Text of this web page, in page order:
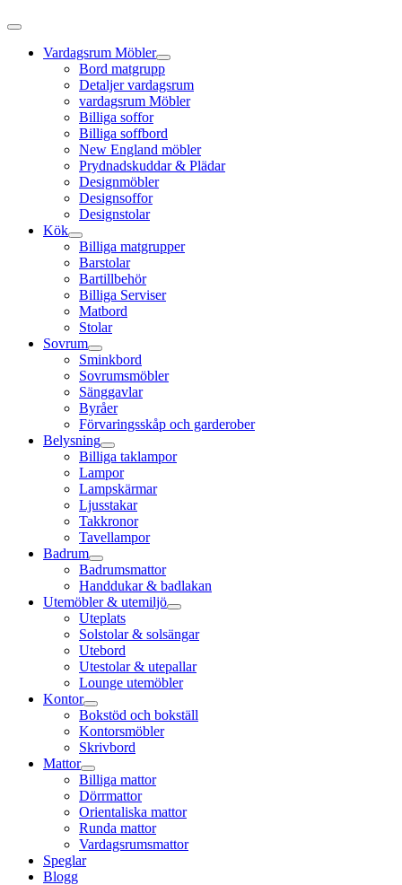
Vardagsrum Möbler
Bord matgrupp
Detaljer vardagsrum
vardagsrum Möbler
Billiga soffor
Billiga soffbord
New England möbler
Prydnadskuddar & Plädar
Designmöbler
Designsoffor
Designstolar
Kök
Billiga matgrupper
Barstolar
Bartillbehör
Billiga Serviser
Matbord
Stolar
Sovrum
Sminkbord
Sovrumsmöbler
Sänggavlar
Byråer
Förvaringsskåp och garderober
Belysning
Billiga taklampor
Lampor
Lampskärmar
Ljusstakar
Takkronor
Tavellampor
Badrum
Badrumsmattor
Handdukar & badlakan
Utemöbler & utemiljö
Uteplats
Solstolar & solsängar
Utebord
Utestolar & utepallar
Lounge utemöbler
Kontor
Bokstöd och bokställ
Kontorsmöbler
Skrivbord
Mattor
Billiga mattor
Dörrmattor
Orientaliska mattor
Runda mattor
Vardagsrumsmattor
Speglar
Blogg